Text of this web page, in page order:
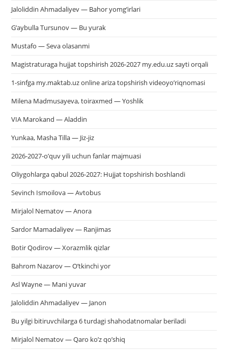
Jaloliddin Ahmadaliyev — Bahor yomg’irlari
G’aybulla Tursunov — Bu yurak
Mustafo — Seva olasanmi
Magistraturaga hujjat topshirish 2026-2027 my.edu.uz sayti orqali
1-sinfga my.maktab.uz online ariza topshirish videoyo’riqnomasi
Milena Madmusayeva, toiraxmed — Yoshlik
VIA Marokand — Aladdin
Yunkaa, Masha Tilla — Jiz-jiz
2026-2027-o’quv yili uchun fanlar majmuasi
Oliygohlarga qabul 2026-2027: Hujjat topshirish boshlandi
Sevinch Ismoilova — Avtobus
Mirjalol Nematov — Anora
Sardor Mamadaliyev — Ranjimas
Botir Qodirov — Xorazmlik qizlar
Bahrom Nazarov — O’tkinchi yor
Asl Wayne — Mani yuvar
Jaloliddin Ahmadaliyev — Janon
Bu yilgi bitiruvchilarga 6 turdagi shahodatnomalar beriladi
Mirjalol Nematov — Qaro ko’z qo’shiq